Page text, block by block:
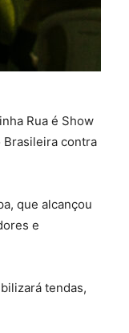
Rua é Show
Brasileira contra
que alcançou
e
tendas,